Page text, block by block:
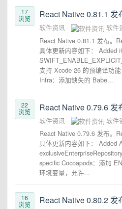
17
浏览
React Native 0.81.1 发
软件资讯
软件
React Native 0.81.1 发布。
具体更新内容如下： Added
支持 Xcode 26 的预编译功
Infra：添加缺失的 Babe...
22
浏览
React Native 0.79.6 发
软件资讯
软件
React Native 0.79.6 发布。
具体更新内容如下： Added
specific Cocoapods：添加
环境变量，允许...
16
浏览
React Native 0.80.2 发